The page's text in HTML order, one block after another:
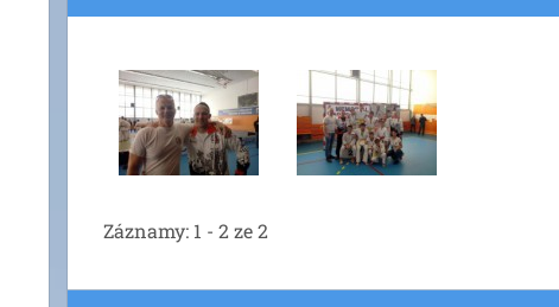
Záznamy: 1 - 2 ze 2